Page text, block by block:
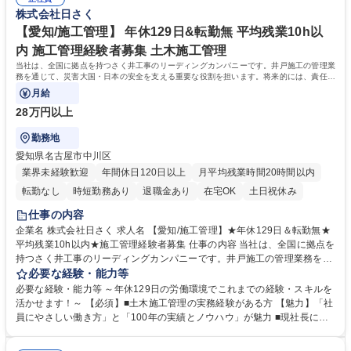
募集職種 【福岡/施工管理】★年休129日＆転勤無★平均残業10h以内★施
工管理経験者募集
そ、働き方には特に注力しております。 ■時代のニーズに対応し実績とノ
ウハウを築きました。海外インフラ整備や災害対策など、現在は積極的に
海外人材の育成も行っております。 学歴・資格 学歴：大学院 大学 高専 短
大 専修学校 高校 語学力： 資格：
株式会社日さく
【愛知/施工管理】 年休129日&転勤無 平均残業10h以
内 施工管理経験者募集 土木施工管理
当社は、全国に拠点を持つさく井工事のリーディングカンパニーです。井戸施工の管理業
務を通じて、災害大国・日本の安全を支える重要な役割を担います。将来的には、責任者
としての活躍を期待しております。
月給
28万円以上
勤務地
愛知県名古屋市中川区
業界未経験歓迎
年間休日120日以上
月平均残業時間20時間以内
転勤なし
時短勤務あり 退職金あり 在宅OK 土日祝休み
仕事の内容
企業名 株式会社日さく 求人名 【愛知/施工管理】★年休129日＆転勤無★
平均残業10h以内★施工管理経験者募集 仕事の内容 当社は、全国に拠点を
持つさく井工事のリーディングカンパニーです。井戸施工の管理業務を通
じて、災害大国・日本の安全を支える重要な役割を担います。将来的に
は、責任者としての活躍を期待しております。 【詳細】井戸の掘削工事お
よび関連設備工事の施工管理を担当し、工程・品質・安全を徹底的に管理
していただきます。 【案件例】地震観測井戸、上水道用井戸、非常災害用
必要な経験・能力等
必要な経験・能力等 ～年休129日の労働環境でこれまでの経験・スキルを
活かせます！～ 【必須】■土木施工管理の実務経験がある方 【魅力】「社
員にやさしい働き方」と「100年の実績とノウハウ」が魅力 ■現社長にか